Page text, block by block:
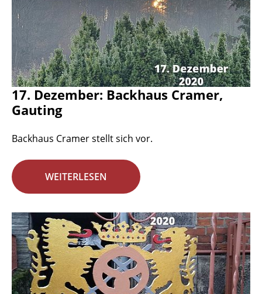
17. Dezember: Backhaus Cramer,
Gauting
Backhaus Cramer stellt sich vor.
WEITERLESEN